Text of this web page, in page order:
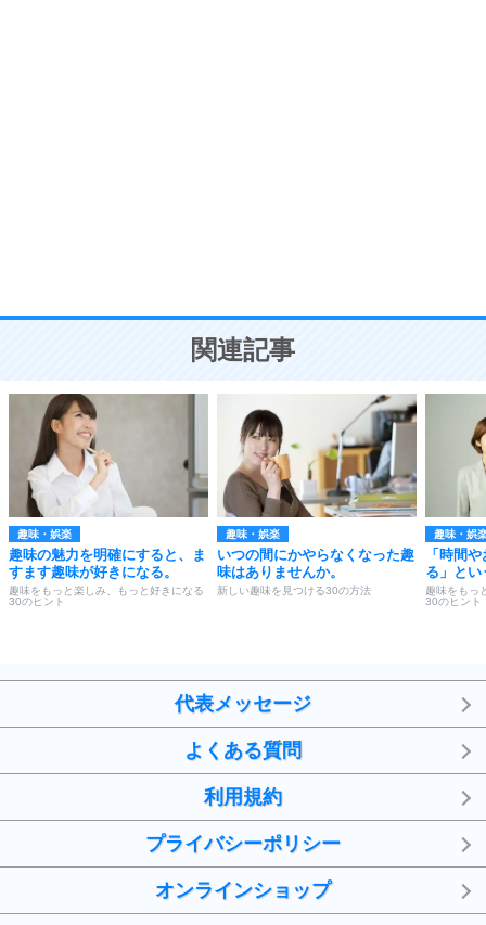
ことが大切。
関連記事
趣味・娯楽
趣味の魅力を明確にすると、ま
すます趣味が好きになる。
趣味をもっと楽しみ、もっと好きになる
30のヒント
趣味・娯楽
いつの間にかやらなくなった趣
味はありませんか。
新しい趣味を見つける30の方法
趣味・娯
「時間
る」とい
趣味をもっ
30のヒント
代表メッセージ
よくある質問
利用規約
プライバシーポリシー
オンラインショップ